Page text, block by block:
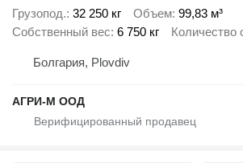
Грузопод. 32 250 кг Объем 99,83 м³
Собственный вес 6 750 кг Количество
Болгария, Plovdiv
АГРИ-М ООД